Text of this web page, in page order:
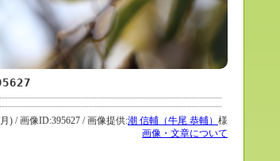
) / 画像ID:395627 / 画像提供:潮 信輔（牛尾 恭輔） 様
画像・文章について